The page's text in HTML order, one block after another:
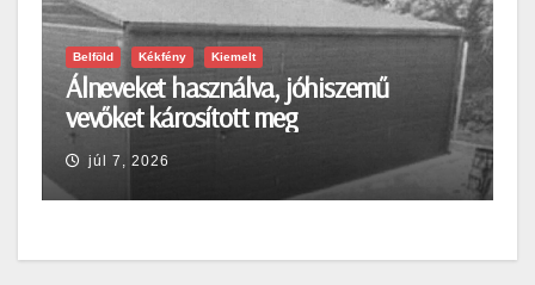
Belföld Kékfény Kiemelt
Álneveket használva, jóhiszemű
vevőket károsított meg
júl 7, 2026